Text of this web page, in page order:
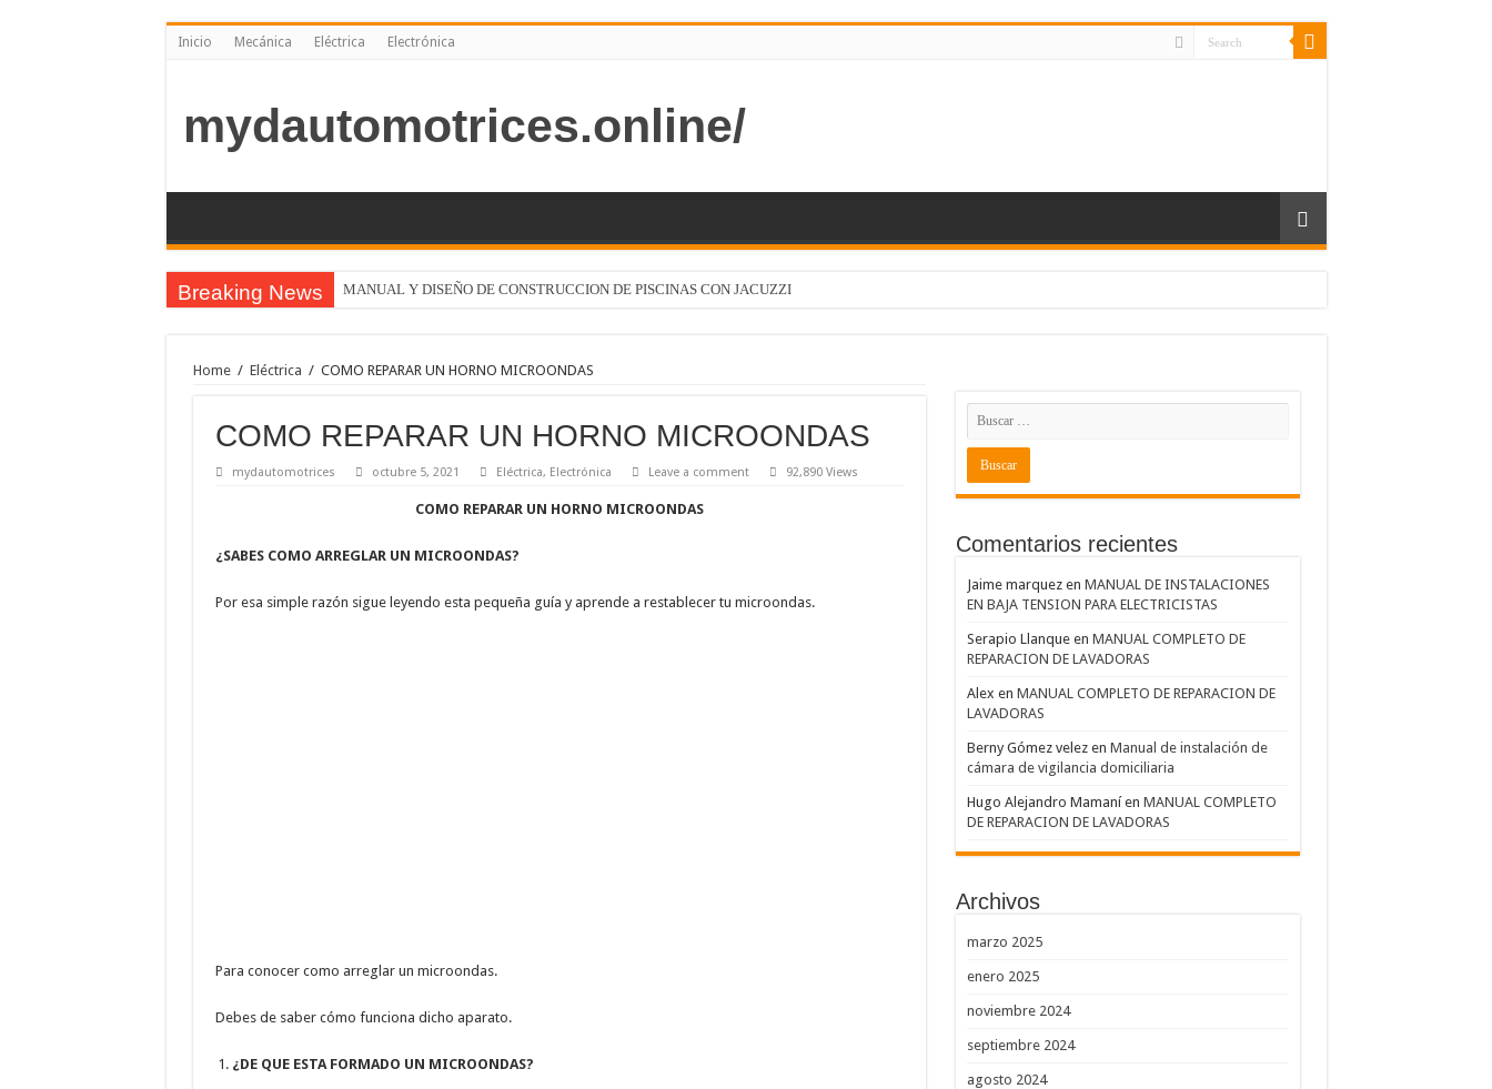
Inicio Mecánica Eléctrica Electrónica
mydautomotrices.online/
Breaking News MANUAL Y DISEÑO DE CONSTRUCCION DE PISCINAS CON JACUZZI
TRABAJO DE SOLDADOR Y HERRERO EN ESTADOS UNIDOS
Plantilla de presupuesto en Excel de instalación eléctrica
APRENDA A CONSTRUIR 30 MODELOS DE SILLA DE RUEDAS
LOS 7 APARATOS QUE MAS ENERGIA GASTAN ESTANDO APAGADO
Home / Eléctrica / COMO REPARAR UN HORNO MICROONDAS
COMO REPARAR UN HORNO MICROONDAS
mydautomotrices octubre 5, 2021 Eléctrica, Electrónica Leave a comment 92,890 Views
COMO REPARAR UN HORNO MICROONDAS
¿SABES COMO ARREGLAR UN MICROONDAS?
Por esa simple razón sigue leyendo esta pequeña guía y aprende a restablecer tu microondas.
Para conocer como arreglar un microondas.
Debes de saber cómo funciona dicho aparato.
¿DE QUE ESTA FORMADO UN MICROONDAS?
Comentarios recientes
Jaime marquezen MANUAL DE INSTALACIONES
EN BAJA TENSION PARA ELECTRICISTAS
Serapio Llanqueen MANUAL COMPLETO DE
REPARACION DE LAVADORAS
Alex en MANUAL COMPLETO DE REPARACION DE
LAVADORAS
Berny Gómez velezen Manual de instalación de
cámara de vigilancia domiciliaria
Hugo Alejandro Mamaníen MANUAL COMPLETO
DE REPARACION DE LAVADORAS
Archivos
marzo 2025
enero 2025
noviembre 2024
septiembre 2024
agosto 2024